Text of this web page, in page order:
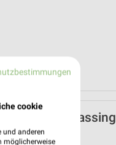
für Freilassing
03.08.
cookie
und anderen
möglicherweise